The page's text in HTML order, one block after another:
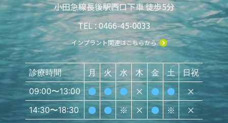
小田急線長後駅西口下車 徒歩5分
TEL : 0466-45-0033
インプラント関連はこちらから
診療時間 月 火 水 木 金 土
日祝
09:00〜13:00
● ● ● × ● ● ×
14:30〜18:30 ● ● ※ × ● ※ ×